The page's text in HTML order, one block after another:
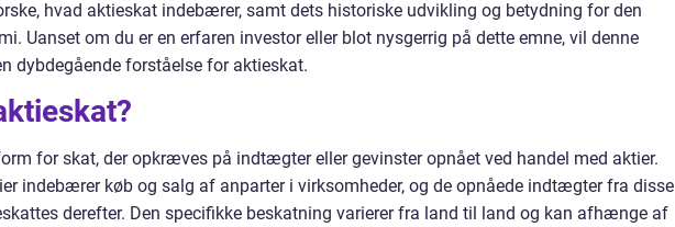
hvad aktieskat indebærer, samt dets historiske udvikling og betydning for den
Uanset om du er en erfaren investor eller blot nysgerrig på dette emne, vil denne
dybdegående forståelse for aktieskat.
for skat, der opkræves på indtægter eller gevinster opnået ved handel med aktier.
indebærer køb og salg af anparter i virksomheder, og de opnåede indtægter fra disse
derefter. Den specifikke beskatning varierer fra land til land og kan afhænge af